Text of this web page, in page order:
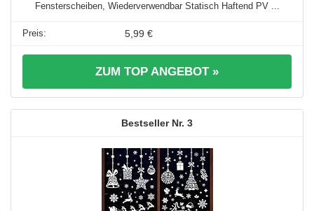
Fensterscheiben, Wiederverwendbar Statisch Haftend PV ...
5,99 €
ZUM TOP ANGEBOT »
3